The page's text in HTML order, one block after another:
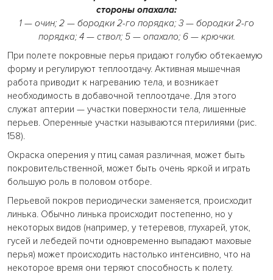
стороны опахала:
1 — очин; 2 — бородки 2-го порядка; 3 — бородки 2-го
порядка; 4 — ствол; 5 — опахало; 6 — крючки.
При полете покровные перья придают голубю обтекаемую
форму и регулируют теплоотдачу. Активная мышечная
работа приводит к нагреванию тела, и возникает
необходимость в добавочной теплоотдаче. Для этого
служат аптерии — участки поверхности тела, лишенные
перьев. Оперенные участки называются птерилиями (рис.
158).
Окраска оперения у птиц самая различная, может быть
покровительственной, может быть очень яркой и играть
большую роль в половом отборе.
Перьевой покров периодически заменяется, происходит
линька. Обычно линька происходит постепенно, но у
некоторых видов (например, у тетеревов, глухарей, уток,
гусей и лебедей почти одновременно выпадают маховые
перья) может происходить настолько интенсивно, что на
некоторое время они теряют способность к полету.